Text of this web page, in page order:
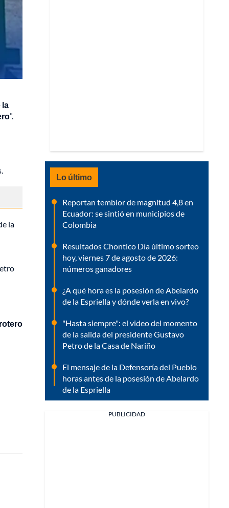
la
”.
la
Lo último
Reportan temblor de magnitud 4,8 en
Ecuador: se sintió en municipios de
Colombia
Resultados Chontico Día último sorteo
hoy, viernes 7 de agosto de 2026:
números ganadores
¿A qué hora es la posesión de Abelardo
de la Espriella y dónde verla en vivo?
"Hasta siempre": el video del momento
de la salida del presidente Gustavo
Petro de la Casa de Nariño
El mensaje de la Defensoría del Pueblo
horas antes de la posesión de Abelardo
de la Espriella
PUBLICIDAD